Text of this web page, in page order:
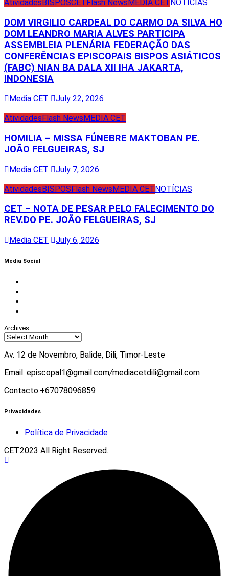
AtividadesBISPOSCETFlash NewsMEDIA CETNOTÍCIAS
DOM VIRGILIO CARDEAL DO CARMO DA SILVA HO
DOM LEANDRO MARIA ALVES PARTICIPA
ASSEMBLEIA PLENÁRIA FEDERAÇÃO DAS
CONFERÊNCIAS EPISCOPAIS BISPOS ASIÁTICOS
(FABC) NIAN BA DALA XII IHA JAKARTA,
INDONESIA
Media CET
July 22, 2026
Atividades Flash News MEDIA CET
HOMILIA – MISSA FÚNEBRE MAKTOBAN PE.
JOÃO FELGUEIRAS, SJ
Media CET
July 7, 2026
AtividadesBISPOSFlash NewsMEDIA CETNOTÍCIAS
CET – NOTA DE PESAR PELO FALECIMENTO DO
REV.DO PE. JOÃO FELGUEIRAS, SJ
Media CET July 6, 2026
Media Social
Archives
Av. 12 de Novembro, Balide, Dili, Timor-Leste
Email: episcopal1@gmail.com/mediacetdili@gmail.com
Contacto:+67078096859
Privacidades
Política de Privacidade
CET.2023 All Right Reserved.